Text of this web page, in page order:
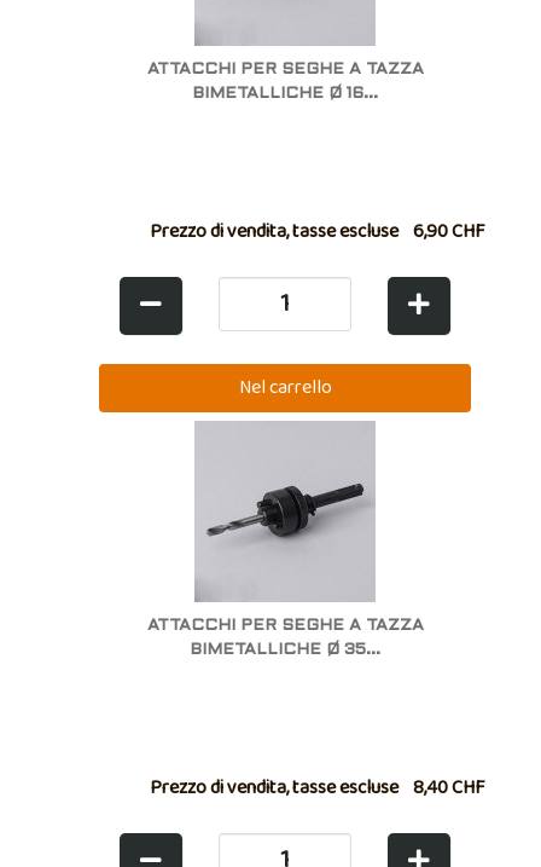
ATTACCHI PER SEGHE A TAZZA
BIMETALLICHE Ø 16...
Prezzo di vendita, tasse escluse 6,90 CHF
ATTACCHI PER SEGHE A TAZZA
BIMETALLICHE Ø 35...
Prezzo di vendita, tasse escluse 8,40 CHF